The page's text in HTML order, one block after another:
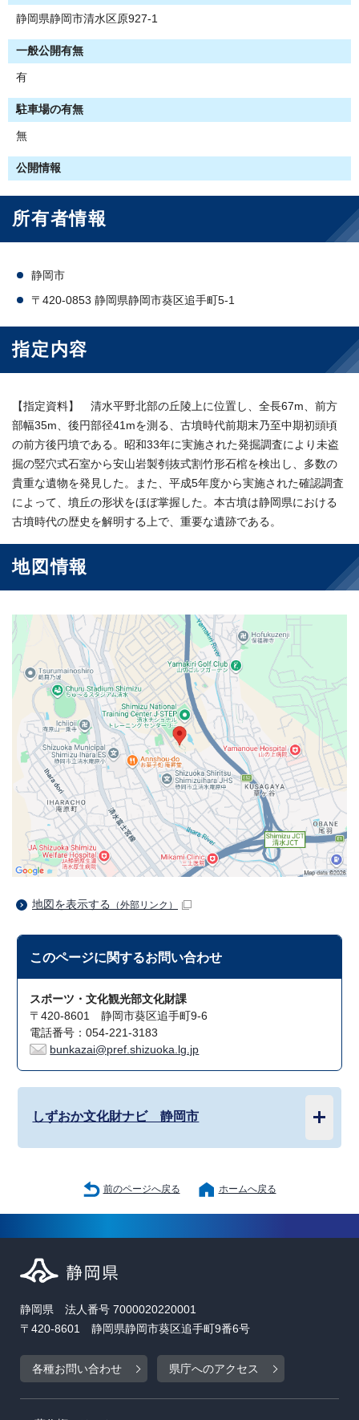
静岡県静岡市清水区原927-1
一般公開有無
有
駐車場の有無
無
公開情報
所有者情報
静岡市
〒420-0853 静岡県静岡市葵区追手町5-1
指定内容
【指定資料】 清水平野北部の丘陵上に位置し、全長67m、前方
部幅35m、後円部径41mを測る、古墳時代前期末乃至中期初頭頃
の前方後円墳である。昭和33年に実施された発掘調査により未盗
掘の竪穴式石室から安山岩製刳抜式割竹形石棺を検出し、多数の
貴重な遺物を発見した。また、平成5年度から実施された確認調査
によって、墳丘の形状をほぼ掌握した。本古墳は静岡県における
古墳時代の歴史を解明する上で、重要な遺跡である。
地図情報
地図を表示する （外部リンク）
このページに関するお問い合わせ
スポーツ・文化観光部文化財課
〒420-8601 静岡市葵区追手町9-6
電話番号：054-221-3183
bunkazai@pref.shizuoka.lg.jp
しずおか文化財ナビ 静岡市
前のページへ戻る ホームへ戻る
静岡県 法人番号 7000020220001
〒420-8601 静岡県静岡市葵区追手町9番6号
各種お問い合わせ 県庁へのアクセス